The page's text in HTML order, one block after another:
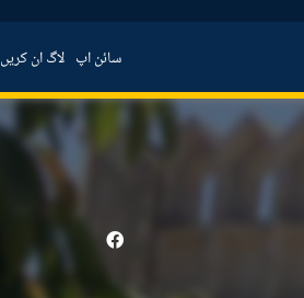
سائن اپ لاگ ان کریں